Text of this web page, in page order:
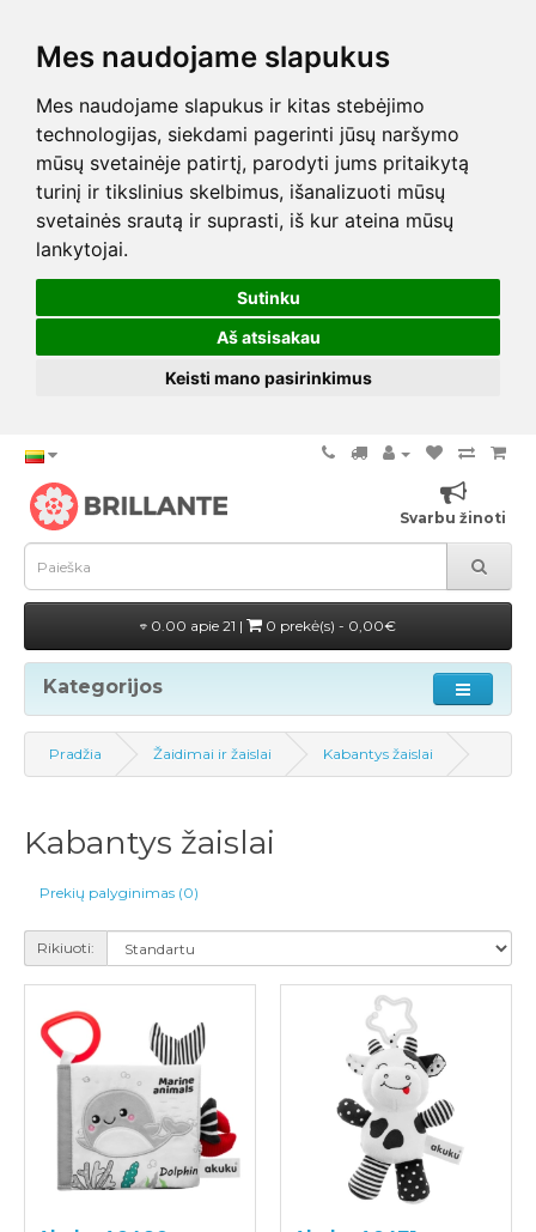
Mes naudojame slapukus
Mes naudojame slapukus ir kitas stebėjimo
technologijas, siekdami pagerinti jūsų naršymo
mūsų svetainėje patirtį, parodyti jums pritaikytą
turinį ir tikslinius skelbimus, išanalizuoti mūsų
svetainės srautą ir suprasti, iš kur ateina mūsų
lankytojai.
Sutinku
Aš atsisakau
Keisti mano pasirinkimus
Svarbu žinoti
0.00 apie 21 | 0 prekė(s) - 0,00€
Kategorijos
Pradžia Žaidimai ir žaislai Kabantys žaislai
Kabantys žaislai
Prekių palyginimas (0)
Rikiuoti: